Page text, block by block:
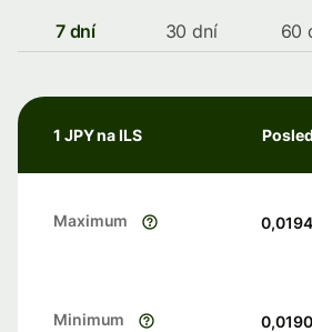
7 dní 30 dní 60
1 JPY na ILS
Maximum 0,0194
Minimum 0,0190